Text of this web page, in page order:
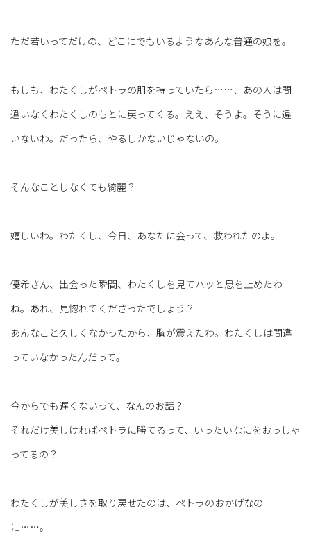
ただ若いってだけの、どこにでもいるようなあんな普通の娘を。
もしも、わたくしがペトラの肌を持っていたら……、あの人は間
違いなくわたくしのもとに戻ってくる。ええ、そうよ。そうに違
いないわ。だったら、やるしかないじゃないの。
そんなことしなくても綺麗？
嬉しいわ。わたくし、今日、あなたに会って、救われたのよ。
優希さん、出会った瞬間、わたくしを見てハッと息を止めたわ
ね。あれ、見惚れてくださったでしょう？
あんなこと久しくなかったから、胸が震えたわ。わたくしは間違
っていなかったんだって。
今からでも遅くないって、なんのお話？
それだけ美しければペトラに勝てるって、いったいなにをおっしゃ
ってるの？
わたくしが美しさを取り戻せたのは、ペトラのおかげなの
に……。